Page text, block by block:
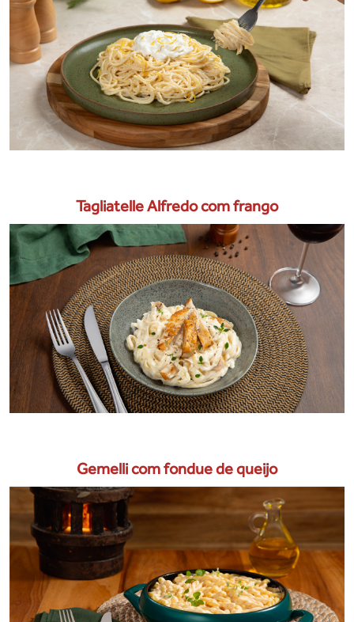
Tagliatelle Alfredo com frango
Gemelli com fondue de queijo